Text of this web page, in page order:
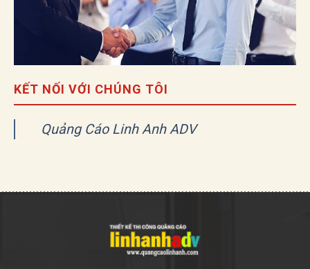
KẾT NỐI VỚI CHÚNG TÔI
Quảng Cáo Linh Anh ADV